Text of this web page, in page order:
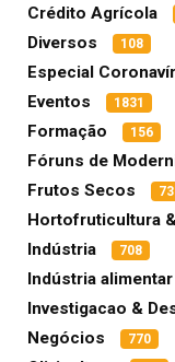
Crédito Agrícola
Diversos 108
Especial
Eventos 1831
Formação 156
Fóruns de
Frutos Secos 73
Hortofruticultura
Indústria 708
Indústria alimentar
Investigacao &
Negócios 770